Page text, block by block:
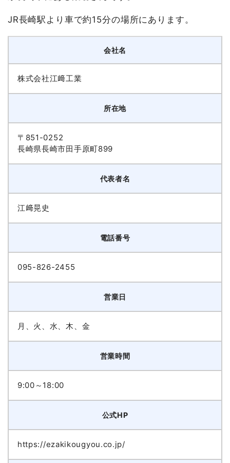
JR長崎駅より車で約15分の場所にあります。
会社名
株式会社江﨑工業
所在地
〒851-0252
長崎県長崎市田手原町899
代表者名
江﨑晃史
電話番号
095-826-2455
営業日
月、火、水、木、金
営業時間
9:00～18:00
公式HP
https://ezakikougyou.co.jp/